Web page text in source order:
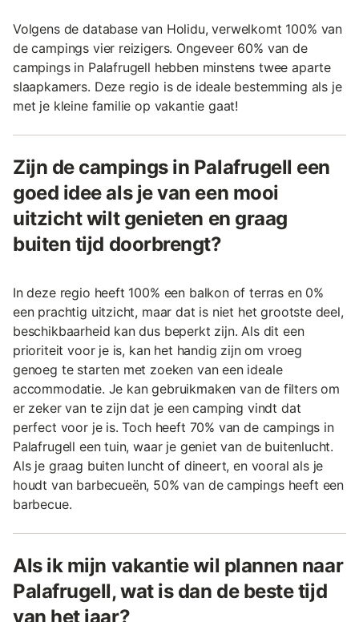
Volgens de database van Holidu, verwelkomt 100% van
de campings vier reizigers. Ongeveer 60% van de
campings in Palafrugell hebben minstens twee aparte
slaapkamers. Deze regio is de ideale bestemming als je
met je kleine familie op vakantie gaat!
Zijn de campings in Palafrugell een
goed idee als je van een mooi
uitzicht wilt genieten en graag
buiten tijd doorbrengt?
In deze regio heeft 100% een balkon of terras en 0%
een prachtig uitzicht, maar dat is niet het grootste deel,
beschikbaarheid kan dus beperkt zijn. Als dit een
prioriteit voor je is, kan het handig zijn om vroeg
genoeg te starten met zoeken van een ideale
accommodatie. Je kan gebruikmaken van de filters om
er zeker van te zijn dat je een camping vindt dat
perfect voor je is. Toch heeft 70% van de campings in
Palafrugell een tuin, waar je geniet van de buitenlucht.
Als je graag buiten luncht of dineert, en vooral als je
houdt van barbecueën, 50% van de campings heeft een
barbecue.
Als ik mijn vakantie wil plannen naar
Palafrugell, wat is dan de beste tijd
van het jaar?